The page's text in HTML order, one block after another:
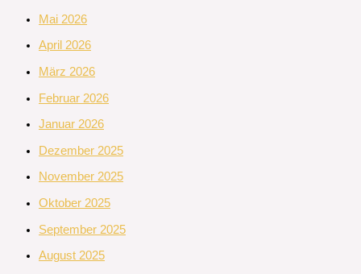
Mai 2026
April 2026
März 2026
Februar 2026
Januar 2026
Dezember 2025
November 2025
Oktober 2025
September 2025
August 2025